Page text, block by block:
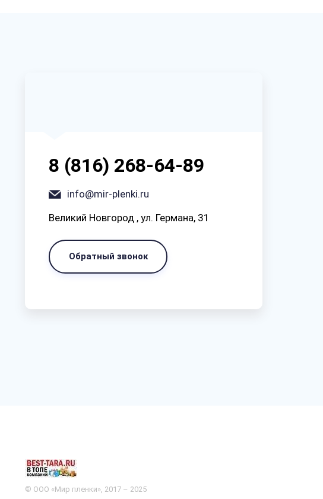
8 (816) 268-64-89
info@mir-plenki.ru
Великий Новгород , ул. Германа, 31
Обратный звонок
© ООО «Мир пленки», 2017 – 2025